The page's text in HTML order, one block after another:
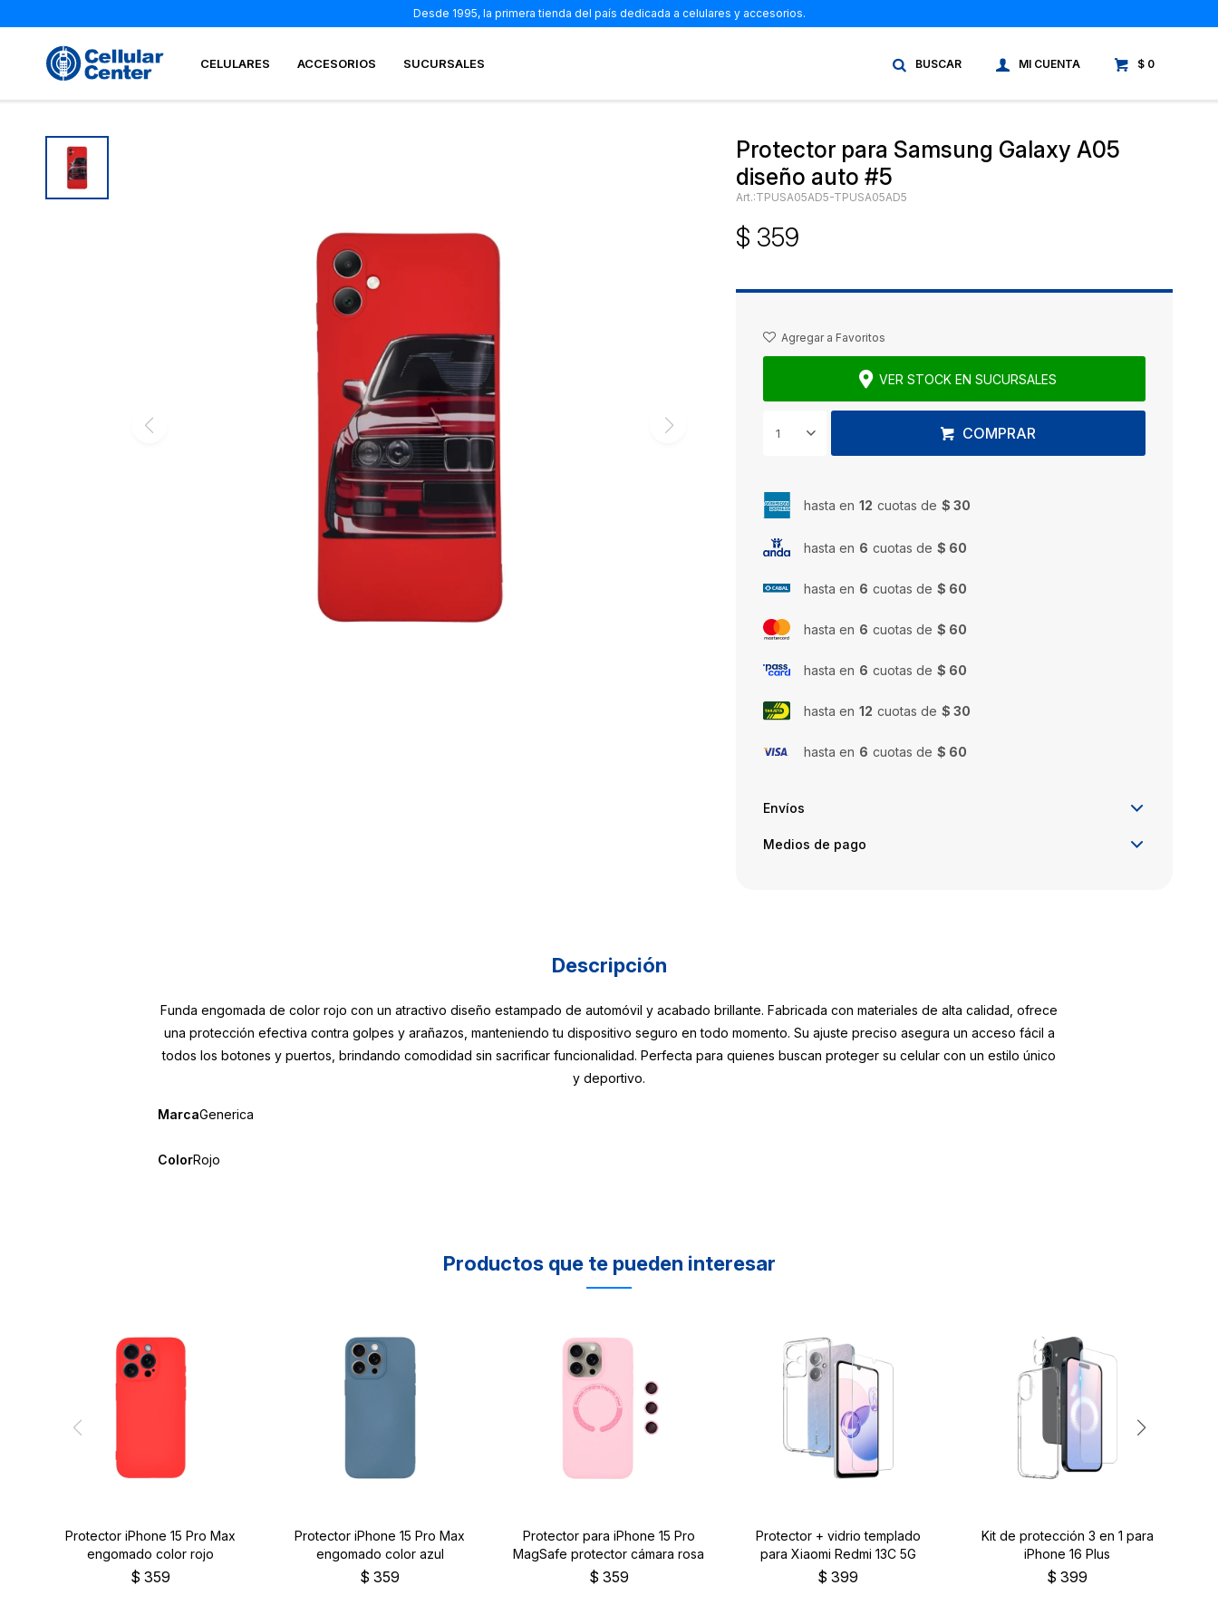
CELULARES ACCESORIOS SUCURSALES $ 0
Desde 1995, la primera tienda del país dedicada a celulares y accesorios.
Protector para Samsung Galaxy A05
diseño auto #5
TPUSA05AD5-TPUSA05AD5
$ 359
VER STOCK EN SUCURSALES
1 COMPRAR
hasta en 12 cuotas de $ 30
hasta en 6 cuotas de $ 60
hasta en 6 cuotas de $ 60
hasta en 6 cuotas de $ 60
hasta en 6 cuotas de $ 60
hasta en 12 cuotas de $ 30
hasta en 6 cuotas de $ 60
Envíos
Medios de pago
Descripción
Funda engomada de color rojo con un atractivo diseño estampado de automóvil y acabado brillante. Fabricada con materiales de alta calidad, ofrece
una protección efectiva contra golpes y arañazos, manteniendo tu dispositivo seguro en todo momento. Su ajuste preciso asegura un acceso fácil a
todos los botones y puertos, brindando comodidad sin sacrificar funcionalidad. Perfecta para quienes buscan proteger su celular con un estilo único
y deportivo.
MarcaGenerica
ColorRojo
Productos que te pueden interesar
Protector iPhone 15 Pro Max
engomado color rojo
$ 359
Protector iPhone 15 Pro Max
engomado color azul
$ 359
Protector para iPhone 15 Pro
MagSafe protector cámara rosa
$ 359
Protector + vidrio templado
para Xiaomi Redmi 13C 5G
$ 399
Kit de protección 3 en 1 para
iPhone 16 Plus
$ 399